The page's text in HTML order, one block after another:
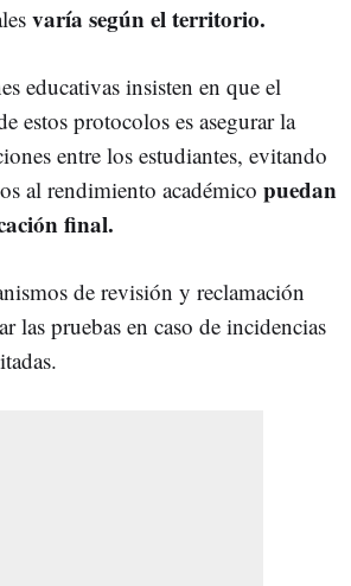
varía según el territorio.
educativas insisten en que el
estos protocolos es asegurar la
entre los estudiantes, evitando
al rendimiento académico puedan
final.
de revisión y reclamación
las pruebas en caso de incidencias